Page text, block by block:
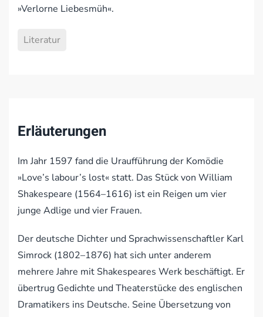
»Verlorne Liebesmüh«.
Literatur
Erläuterungen
Im Jahr 1597 fand die Uraufführung der Komödie
»Love’s labour’s lost« statt. Das Stück von William
Shakespeare (1564–1616) ist ein Reigen um vier
junge Adlige und vier Frauen.
Der deutsche Dichter und Sprachwissenschaftler Karl
Simrock (1802–1876) hat sich unter anderem
mehrere Jahre mit Shakespeares Werk beschäftigt. Er
übertrug Gedichte und Theaterstücke des englischen
Dramatikers ins Deutsche. Seine Übersetzung von